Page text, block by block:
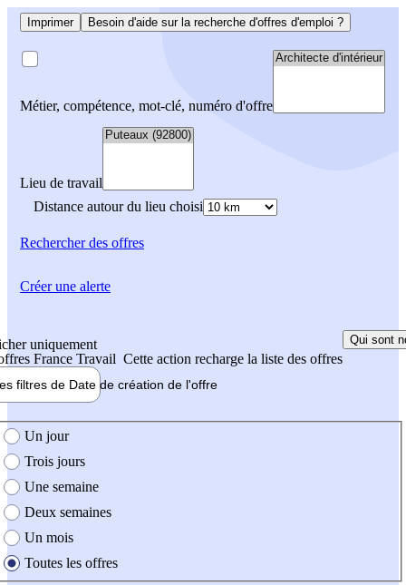
Imprimer Besoin d'aide sur la recherche d'offres d'emploi ?
Métier, compétence, mot-clé, numéro d'offre
Lieu de travail
Distance autour du lieu choisi
Rechercherdes offres
uniquement
France Travail Cette action recharge la liste des offres
Qui sont
filtres de Date de création de l'offre
création de l'offre
Un jour
Trois jours
Une semaine
Deux semaines
Un mois
Toutes les offres
Créer une alerte